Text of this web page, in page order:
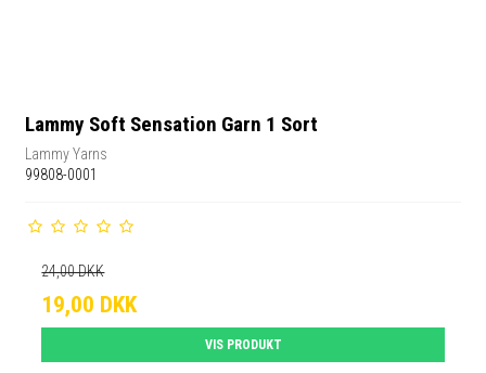
Lammy Soft Sensation Garn 1 Sort
Lammy Yarns
99808-0001
24,00 DKK
19,00 DKK
VIS PRODUKT